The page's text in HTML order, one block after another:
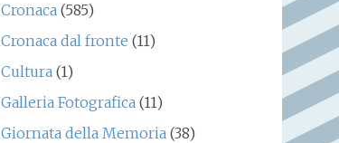
Cronaca(585)
Cronaca dal fronte (11)
Cultura(1)
Galleria Fotografica(11)
Giornata della Memoria(38)